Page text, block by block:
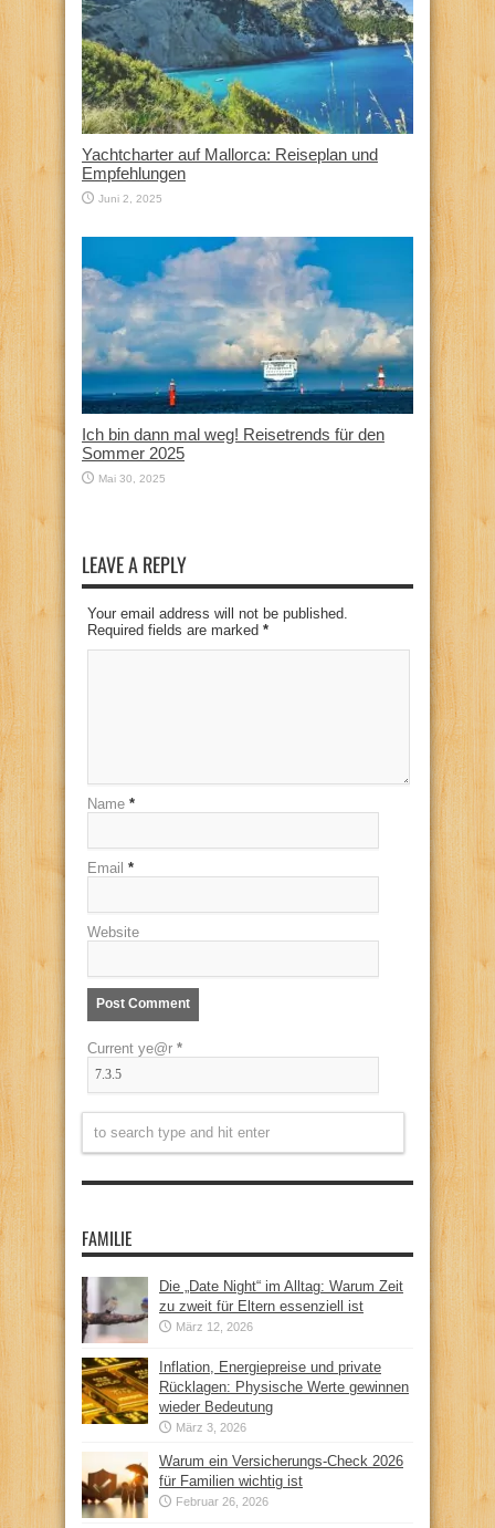
Yachtcharter auf Mallorca: Reiseplan und
Empfehlungen
Juni 2, 2025
Ich bin dann mal weg! Reisetrends für den
Sommer 2025
Mai 30, 2025
LEAVE A REPLY
Your email address will not be published.
Required fields are marked *
Name *
Email *
Website
Current ye@r *
FAMILIE
Die „Date Night“ im Alltag: Warum Zeit
zu zweit für Eltern essenziell ist
März 12, 2026
Inflation, Energiepreise und private
Rücklagen: Physische Werte gewinnen
wieder Bedeutung
März 3, 2026
Warum ein Versicherungs-Check 2026
für Familien wichtig ist
Februar 26, 2026